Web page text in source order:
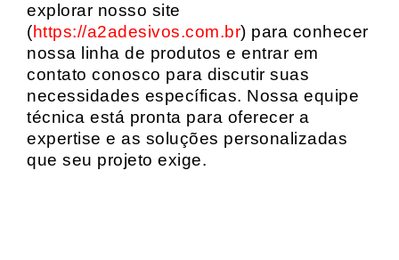
explorar nosso site
(https://a2adesivos.com.br) para conhecer
nossa linha de produtos e entrar em
contato conosco para discutir suas
necessidades específicas. Nossa equipe
técnica está pronta para oferecer a
expertise e as soluções personalizadas
que seu projeto exige.